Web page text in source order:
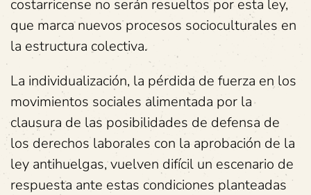
costarricense no serán resueltos por esta ley,
que marca nuevos procesos socioculturales en
la estructura colectiva.
La individualización, la pérdida de fuerza en los
movimientos sociales alimentada por la
clausura de las posibilidades de defensa de
los derechos laborales con la aprobación de la
ley antihuelgas, vuelven difícil un escenario de
respuesta ante estas condiciones planteadas